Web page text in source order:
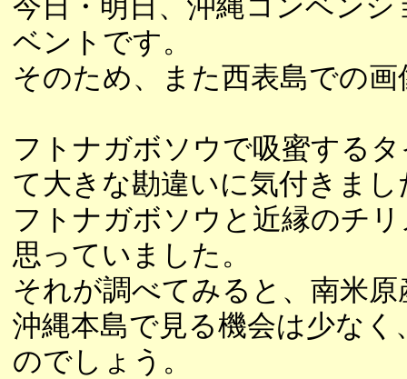
ベントです。
そのため、また西表島での画
フトナガボソウで吸蜜する
て大きな勘違いに気付きまし
フトナガボソウと近縁のチ
思っていました。
それが調べてみると、南米
沖縄本島で見る機会は少な
のでしょう。